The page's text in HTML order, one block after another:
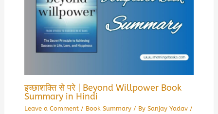
इच्छाशक्ति से परे | Beyond Willpower Book
Summary in Hindi
Leave a Comment / Book Summary/ By Sanjay Yadav /